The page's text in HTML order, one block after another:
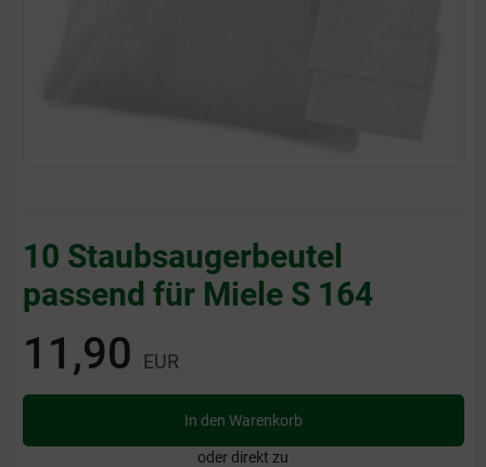
10 Staubsaugerbeutel
passend für Miele S 164
11,90 EUR
In den Warenkorb
oder direkt zu